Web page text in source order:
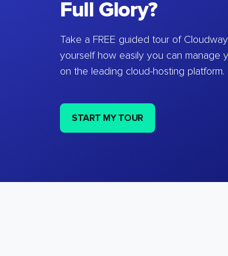
Full Glory?
Take a FREE guided tour of
yourself how easily you can manage
on the leading cloud-hosting platform.
START MY TOUR